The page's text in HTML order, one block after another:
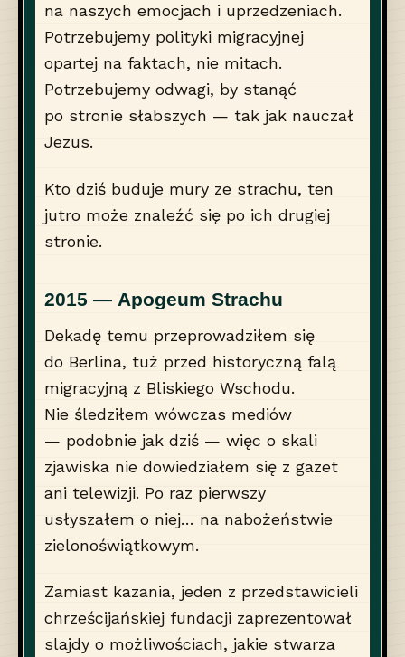
na naszych emocjach i uprzedzeniach.
Potrzebujemy polityki migracyjnej
opartej na faktach, nie mitach.
Potrzebujemy odwagi, by stanąć
po stronie słabszych — tak jak nauczał
Jezus.
Kto dziś buduje mury ze strachu, ten
jutro może znaleźć się po ich drugiej
stronie.
2015 — Apogeum Strachu
Dekadę temu przeprowadziłem się
do Berlina, tuż przed historyczną falą
migracyjną z Bliskiego Wschodu.
Nie śledziłem wówczas mediów
— podobnie jak dziś — więc o skali
zjawiska nie dowiedziałem się z gazet
ani telewizji. Po raz pierwszy
usłyszałem o niej… na nabożeństwie
zielonoświątkowym.
Zamiast kazania, jeden z przedstawicieli
chrześcijańskiej fundacji zaprezentował
slajdy o możliwościach, jakie stwarza